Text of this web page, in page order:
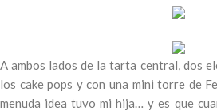
A ambos lados de la tarta central, dos
los cake pops y con una mini torre de
menuda idea tuvo mi hija… y es que